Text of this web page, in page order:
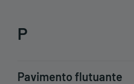
P
Pavimento flutuante